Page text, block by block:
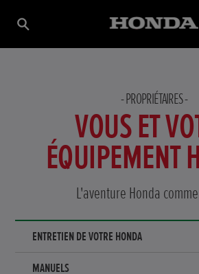
PROPRIÉTAIRES
VOUS ET
ÉQUIPEMENT
L'aventure Honda
ENTRETIEN DE VOTRE HONDA
MANUELS